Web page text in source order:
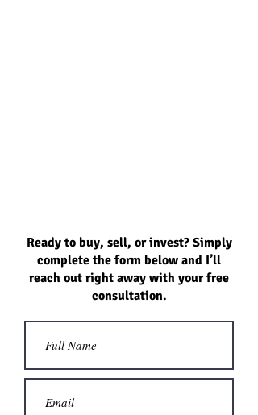
Ready to buy, sell, or invest? Simply
complete the form below and I’ll
reach out right away with your free
consultation.